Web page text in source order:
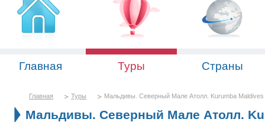
Главная Туры Страны
Главная Туры Мальдивы. Северный Мале Атолл. Kurumba Maldives
Мальдивы. Северный Мале Атолл.